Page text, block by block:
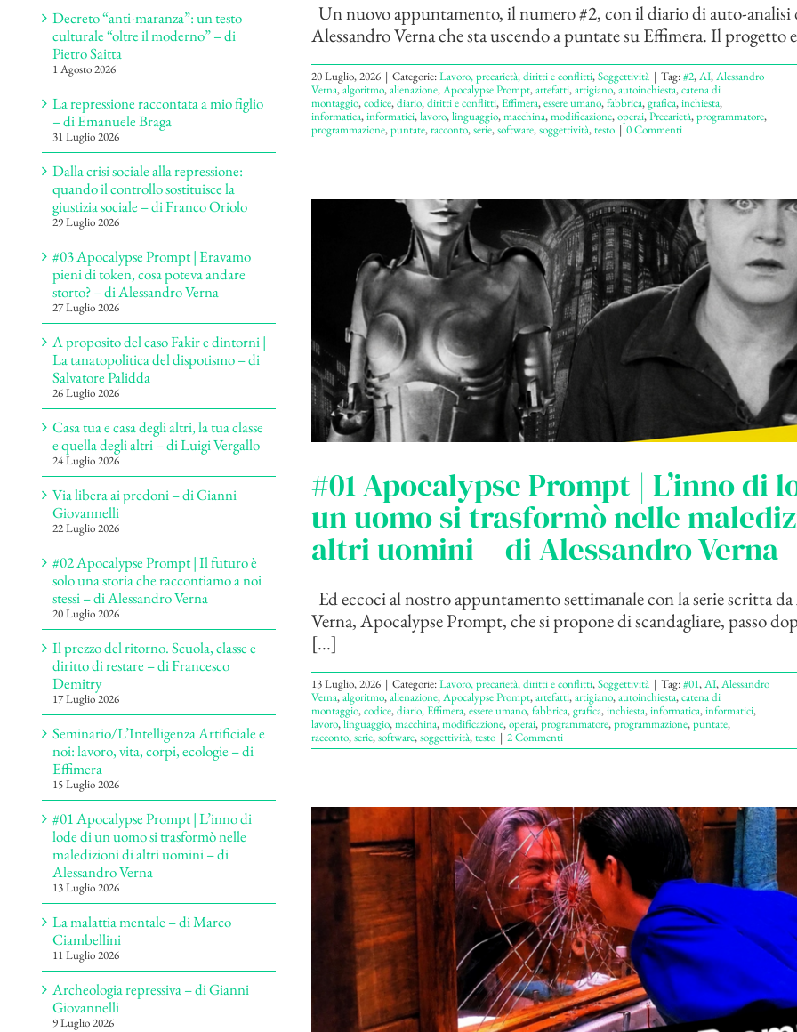
Un nuovo appuntamento, il numero #2, con il diario di auto-analisi
Alessandro Verna che sta uscendo a puntate su Effimera. Il progetto
20 Luglio, 2026 | Categorie:Lavoro, precarietà, diritti e conflitti,Soggettività | Tag:#2,AI,Alessandro
Verna,algoritmo,alienazione,Apocalypse Prompt,artefatti,artigiano,autoinchiesta,catena di
montaggio,codice,diario,diritti e conflitti,Effimera,essere umano,fabbrica,grafica,inchiesta,
informatica,informatici,lavoro,linguaggio,macchina,modificazione,operai,Precarietà,programmatore,
programmazione,puntate,racconto,serie,software,soggettività,testo | 0 Commenti
#01 Apocalypse Prompt | L’inno di
un uomo si trasformò nelle
altri uomini – di Alessandro Verna
Ed eccoci al nostro appuntamento settimanale con la serie scritta
Verna, Apocalypse Prompt, che si propone di scandagliare, passo
[...]
13 Luglio, 2026 | Categorie:Lavoro, precarietà, diritti e conflitti,Soggettività | Tag:#01,AI,Alessandro
Verna,algoritmo,alienazione,Apocalypse Prompt,artefatti,artigiano,autoinchiesta,catena di
montaggio,codice,diario,Effimera,essere umano,fabbrica,grafica,inchiesta,informatica,informatici,
lavoro,linguaggio,macchina,modificazione,operai,programmatore,programmazione,puntate,
racconto,serie,software,soggettività,testo | 2 Commenti
Decreto “anti-maranza”: un testo
culturale “oltre il moderno” – di
Pietro Saitta
1 Agosto 2026
La repressione raccontata a mio figlio
– di Emanuele Braga
31 Luglio 2026
Dalla crisi sociale alla repressione:
quando il controllo sostituisce la
giustizia sociale – di Franco Oriolo
29 Luglio 2026
#03 Apocalypse Prompt | Eravamo
pieni di token, cosa poteva andare
storto? – di Alessandro Verna
27 Luglio 2026
A proposito del caso Fakir e dintorni |
La tanatopolitica del dispotismo – di
Salvatore Palidda
26 Luglio 2026
Casa tua e casa degli altri, la tua classe
e quella degli altri – di Luigi Vergallo
24 Luglio 2026
Via libera ai predoni – di Gianni
Giovannelli
22 Luglio 2026
#02 Apocalypse Prompt | Il futuro è
solo una storia che raccontiamo a noi
stessi – di Alessandro Verna
20 Luglio 2026
Il prezzo del ritorno. Scuola, classe e
diritto di restare – di Francesco
Demitry
17 Luglio 2026
Seminario/L’Intelligenza Artificiale e
noi: lavoro, vita, corpi, ecologie – di
Effimera
15 Luglio 2026
#01 Apocalypse Prompt | L’inno di
lode di un uomo si trasformò nelle
maledizioni di altri uomini – di
Alessandro Verna
13 Luglio 2026
La malattia mentale – di Marco
Ciambellini
11 Luglio 2026
Archeologia repressiva – di Gianni
Giovannelli
9 Luglio 2026